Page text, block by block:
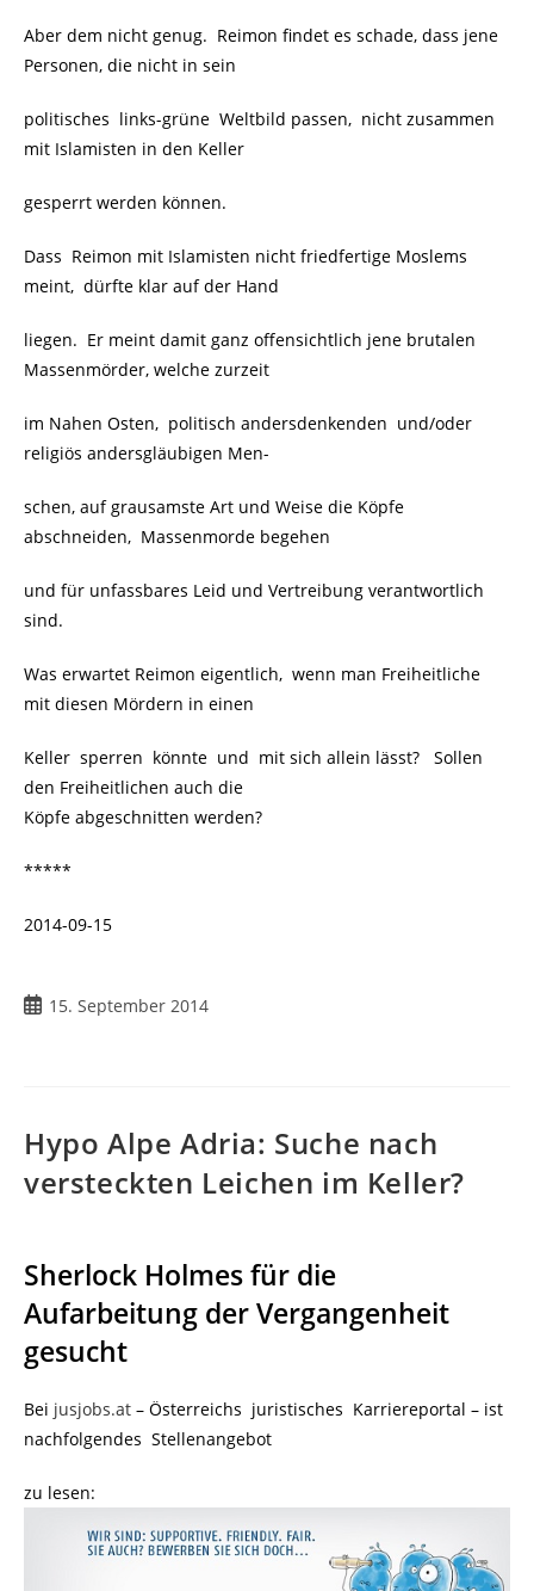
Aber dem nicht genug. Reimon findet es schade, dass jene
Personen, die nicht in sein
politisches links-grüne Weltbild passen, nicht zusammen
mit Islamisten in den Keller
gesperrt werden können.
Dass Reimon mit Islamisten nicht friedfertige Moslems
meint, dürfte klar auf der Hand
liegen. Er meint damit ganz offensichtlich jene brutalen
Massenmörder, welche zurzeit
im Nahen Osten, politisch andersdenkenden und/oder
religiös andersgläubigen Men-
schen, auf grausamste Art und Weise die Köpfe
abschneiden, Massenmorde begehen
und für unfassbares Leid und Vertreibung verantwortlich
sind.
Was erwartet Reimon eigentlich, wenn man Freiheitliche
mit diesen Mördern in einen
Keller sperren könnte und mit sich allein lässt? Sollen
den Freiheitlichen auch die
Köpfe abgeschnitten werden?
*****
2014-09-15
Beitrag15. September 2014
Hypo Alpe Adria: Suche nach
versteckten Leichen im Keller?
Sherlock Holmes für die
Aufarbeitung der Vergangenheit
gesucht
Bei jusjobs.at – Österreichs juristisches Karriereportal – ist
nachfolgendes Stellenangebot
zu lesen: